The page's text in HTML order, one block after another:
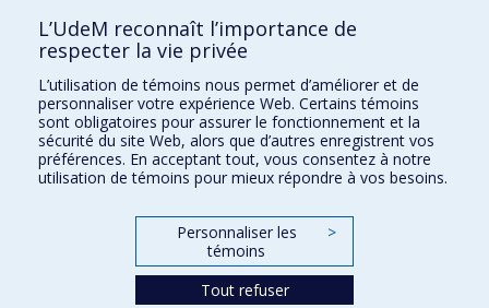
Kinésiologie et des sciences de l’activité physique
Orthophonie et audiologie
Réadaptation
Directions
DPC
CPASS
L’UdeM reconnaît l’importance de
respecter la vie privée
L’utilisation de témoins nous permet d’améliorer et de
personnaliser votre expérience Web. Certains témoins
sont obligatoires pour assurer le fonctionnement et la
sécurité du site Web, alors que d’autres enregistrent vos
préférences. En acceptant tout, vous consentez à notre
utilisation de témoins pour mieux répondre à vos besoins.
Personnaliser les
témoins
>
Tout refuser